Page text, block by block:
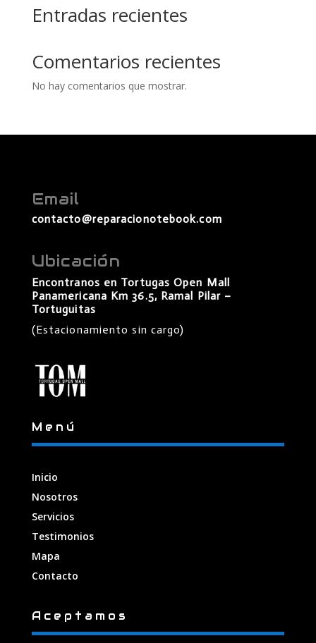
Entradas recientes
Comentarios recientes
No hay comentarios que mostrar.
Email
contacto@reparacionotebook.com
Ubicación
Encontranos en Tortugas Open Mall
Panamericana Km 36.5, Ramal Pilar –
Tortuguitas
(Estacionamiento sin cargo)
Menú
Inicio
Nosotros
Servicios
Testimonios
Mapa
Contacto
Aceptamos